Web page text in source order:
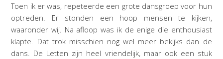
Toen ik er was, repeteerde een grote dansgroep voor hun
optreden. Er stonden een hoop mensen te kijken,
waaronder wij. Na afloop was ik de enige die enthousiast
klapte. Dat trok misschien nog wel meer bekijks dan de
dans. De Letten zijn heel vriendelijk, maar ook een stuk